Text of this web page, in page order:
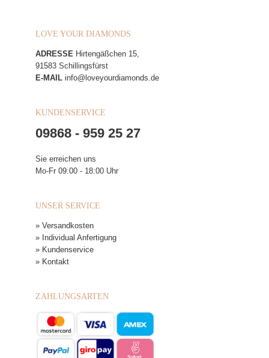
LOVE YOUR DIAMONDS
ADRESSE Hirtengäßchen 15,
91583 Schillingsfürst
E-MAIL info@loveyourdiamonds.de
KUNDENSERVICE
09868 - 959 25 27
Sie erreichen uns
Mo-Fr 09:00 - 18:00 Uhr
UNSER SERVICE
» Versandkosten
» Individual Anfertigung
» Kundenservice
» Kontakt
ZAHLUNGSARTEN